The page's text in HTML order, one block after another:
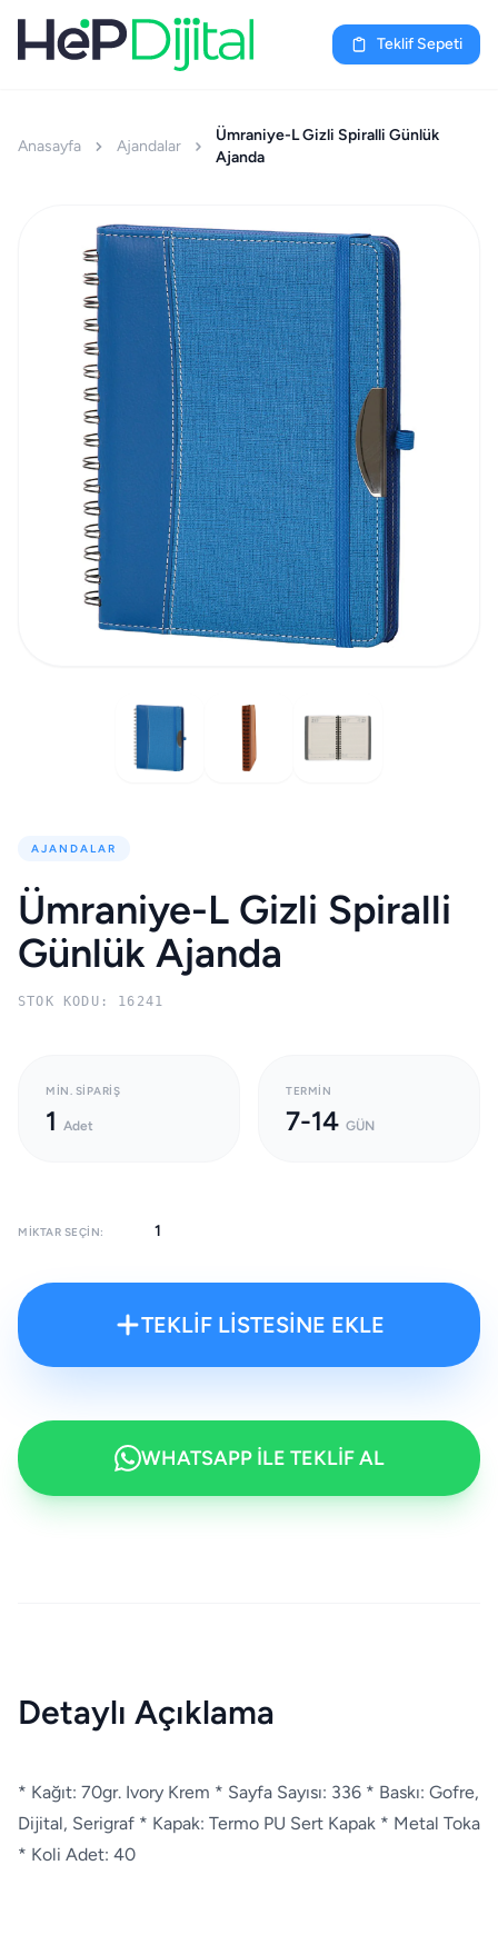
Teklif Sepeti
Anasayfa Ajandalar
Ümraniye-L Gizli Spiralli Günlük
Ajanda
AJANDALAR
Ümraniye-L Gizli Spiralli
Günlük Ajanda
STOK KODU: 16241
MIN. SIPARIŞ
1 Adet
TERMIN
7-14 GÜN
MIKTAR SEÇIN:
TEKLİF LİSTESİNE EKLE
WHATSAPP İLE TEKLİF AL
Detaylı Açıklama
* Kağıt: 70gr. Ivory Krem * Sayfa Sayısı: 336 * Baskı: Gofre,
Dijital, Serigraf * Kapak: Termo PU Sert Kapak * Metal Toka
* Koli Adet: 40